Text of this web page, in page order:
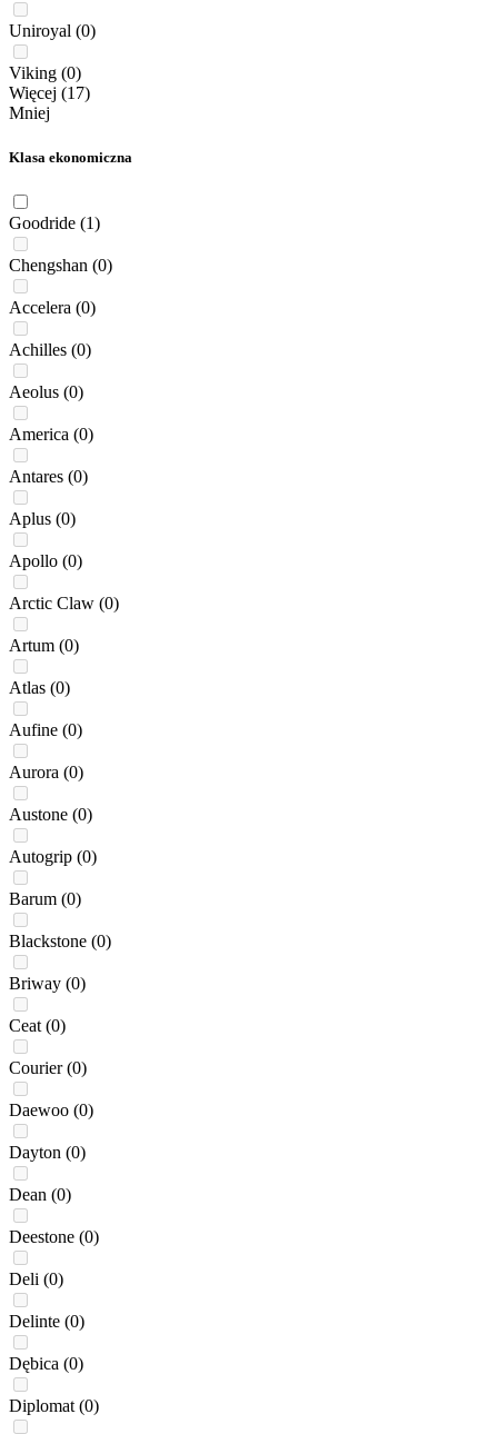
Uniroyal (0)
Viking (0)
Więcej (17)
Mniej
Klasa ekonomiczna
Goodride (1)
Chengshan (0)
Accelera (0)
Achilles (0)
Aeolus (0)
America (0)
Antares (0)
Aplus (0)
Apollo (0)
Arctic Claw (0)
Artum (0)
Atlas (0)
Aufine (0)
Aurora (0)
Austone (0)
Autogrip (0)
Barum (0)
Blackstone (0)
Briway (0)
Ceat (0)
Courier (0)
Daewoo (0)
Dayton (0)
Dean (0)
Deestone (0)
Deli (0)
Delinte (0)
Dębica (0)
Diplomat (0)